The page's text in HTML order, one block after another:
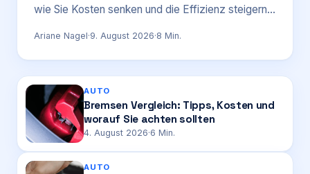
Firma eintragen
wie Sie Kosten senken und die Effizienz steigern.
Ariane Nagel·9. August 2026·8 Min.
AUTO
Bremsen Vergleich: Tipps, Kosten und
worauf Sie achten sollten
4. August 2026·6 Min.
AUTO